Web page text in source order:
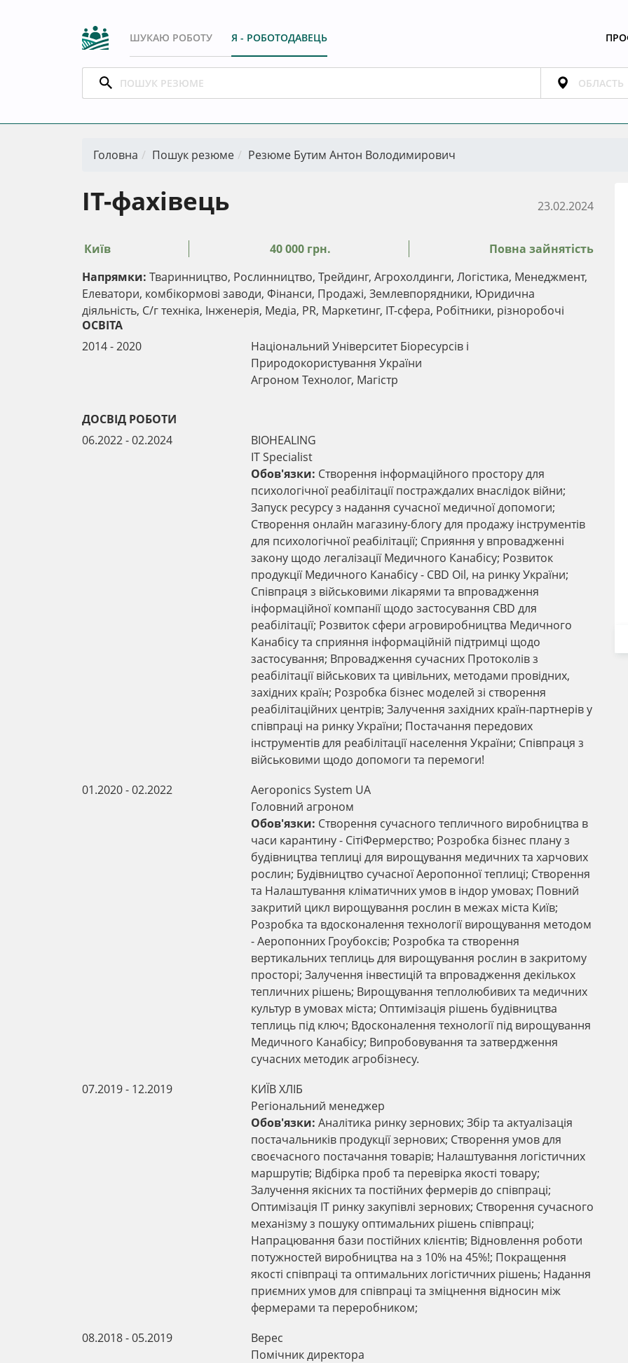
ШУКАЮ РОБОТУ Я - РОБОТОДАВЕЦЬ
Головна Пошук резюме Резюме Бутим Антон Володимирович
IT-фахівець 23.02.2024
Київ 40 000 грн.
Повна зайнятість
Напрямки: Тваринництво, Рослинництво, Трейдинг, Агрохолдинги, Логістика, Менеджмент,
Елеватори, комбікормові заводи, Фінанси, Продажі, Землевпорядники, Юридична
діяльність, С/г техніка, Інженерія, Медіа, PR, Маркетинг, IT-сфера, Робітники, різноробочі
ОСВІТА
2014 - 2020
Національний Університет Біоресурсів і
Природокористування України
Агроном Технолог, Магістр
ДОСВІД РОБОТИ
06.2022 - 02.2024
BIOHEALING
IT Specialist
Обов'язки: Створення інформаційного простору для
психологічної реабілітації постраждалих внаслідок війни;
Запуск ресурсу з надання сучасної медичної допомоги;
Створення онлайн магазину-блогу для продажу інструментів
для психологічної реабілітації; Сприяння у впровадженні
закону щодо легалізації Медичного Канабісу; Розвиток
продукції Медичного Канабісу - CBD Oil, на ринку України;
Співпраця з військовими лікарями та впровадження
інформаційної компанії щодо застосування CBD для
реабілітації; Розвиток сфери агровиробництва Медичного
Канабісу та сприяння інформаційній підтримці щодо
застосування; Впровадження сучасних Протоколів з
реабілітації військових та цивільних, методами провідних,
західних країн; Розробка бізнес моделей зі створення
реабілітаційних центрів; Залучення західних країн-партнерів у
співпраці на ринку України; Постачання передових
інструментів для реабілітації населення України; Співпраця з
військовими щодо допомоги та перемоги!
01.2020 - 02.2022
Aeroponics System UA
Головний агроном
Обов'язки: Створення сучасного тепличного виробництва в
часи карантину - СітіФермерство; Розробка бізнес плану з
будівництва теплиці для вирощування медичних та харчових
рослин; Будівництво сучасної Аеропонної теплиці; Створення
та Налаштування кліматичних умов в індор умовах; Повний
закритий цикл вирощування рослин в межах міста Київ;
Розробка та вдосконалення технології вирощування методом
- Аеропонних Гроубоксів; Розробка та створення
вертикальних теплиць для вирощування рослин в закритому
просторі; Залучення інвестицій та впровадження декількох
тепличних рішень; Вирощування теплолюбивих та медичних
культур в умовах міста; Оптимізація рішень будівництва
теплиць під ключ; Вдосконалення технології під вирощування
Медичного Канабісу; Випробовування та затвердження
сучасних методик агробізнесу.
07.2019 - 12.2019
КИЇВ ХЛІБ
Регіональний менеджер
Обов'язки: Аналітика ринку зернових; Збір та актуалізація
постачальників продукції зернових; Створення умов для
своєчасного постачання товарів; Налаштування логістичних
маршрутів; Відбірка проб та перевірка якості товару;
Залучення якісних та постійних фермерів до співпраці;
Оптимізація IT ринку закупівлі зернових; Створення сучасного
механізму з пошуку оптимальних рішень співпраці;
Напрацювання бази постійних клієнтів; Відновлення роботи
потужностей виробництва на з 10% на 45%!; Покращення
якості співпраці та оптимальних логістичних рішень; Надання
приємних умов для співпраці та зміцнення відносин між
фермерами та переробником;
08.2018 - 05.2019
Верес
Помічник директора